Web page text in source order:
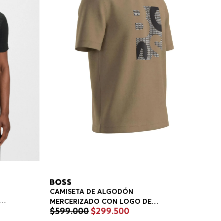
CAMISETA DE ALGODÓN
MERCERIZADO CON LOGO DE
DISEÑO CAMISETA REGULAR FIT
$599.000 $299.500